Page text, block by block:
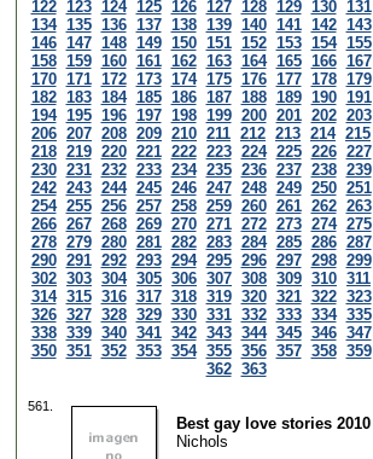
122 123 124 125 126 127 128 129 130 131
134 135 136 137 138 139 140 141 142 143
146 147 148 149 150 151 152 153 154 155
158 159 160 161 162 163 164 165 166 167
170 171 172 173 174 175 176 177 178 179
182 183 184 185 186 187 188 189 190 191
194 195 196 197 198 199 200 201 202 203
206 207 208 209 210 211 212 213 214 215
218 219 220 221 222 223 224 225 226 227
230 231 232 233 234 235 236 237 238 239
242 243 244 245 246 247 248 249 250 251
254 255 256 257 258 259 260 261 262 263
266 267 268 269 270 271 272 273 274 275
278 279 280 281 282 283 284 285 286 287
290 291 292 293 294 295 296 297 298 299
302 303 304 305 306 307 308 309 310 311
314 315 316 317 318 319 320 321 322 323
326 327 328 329 330 331 332 333 334 335
338 339 340 341 342 343 344 345 346 347
350 351 352 353 354 355 356 357 358 359
362 363
561.
Best gay love stories 2010
Nichols